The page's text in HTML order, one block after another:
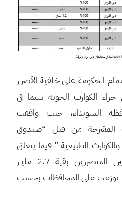
الحكومة على خلفية الأضرار
الكوارث الجوية سيما في
السويداء، حيث وافقت
المقترحة من قبل “صندوق
الطبيعية ” فيما يتعلق
بصرف تعويضات للفلاحين المتضررين بقية 2.7 مليار
مليون $) توزعت على المحافظات بحسب